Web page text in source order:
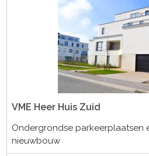
VME Heer Huis Zuid
Ondergrondse parkeerplaatsen
nieuwbouw